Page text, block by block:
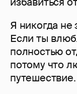
Я никогда не
Если ты
полностью
потому что
путешествие.